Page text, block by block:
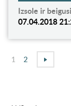
Izsole ir
07.04.2018
1 2